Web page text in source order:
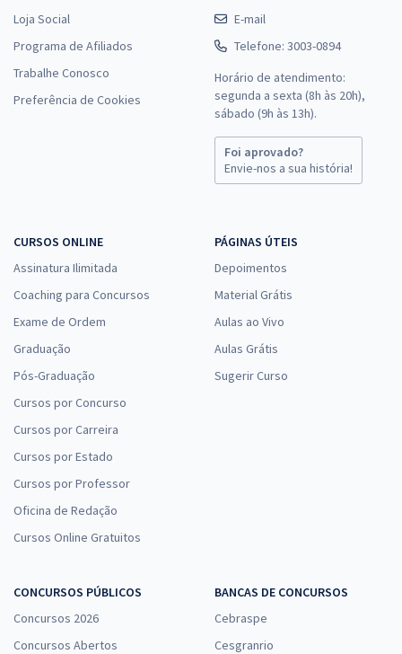
Loja Social
Programa de Afiliados
Trabalhe Conosco
Preferência de Cookies
E-mail
Telefone: 3003-0894
Horário de atendimento:
segunda a sexta (8h às 20h),
sábado (9h às 13h).
Foi aprovado?
Envie-nos a sua história!
CURSOS ONLINE
Assinatura Ilimitada
Coaching para Concursos
Exame de Ordem
Graduação
Pós-Graduação
Cursos por Concurso
Cursos por Carreira
Cursos por Estado
Cursos por Professor
Oficina de Redação
Cursos Online Gratuitos
PÁGINAS ÚTEIS
Depoimentos
Material Grátis
Aulas ao Vivo
Aulas Grátis
Sugerir Curso
CONCURSOS PÚBLICOS
Concursos 2026
Concursos Abertos
BANCAS DE CONCURSOS
Cebraspe
Cesgranrio